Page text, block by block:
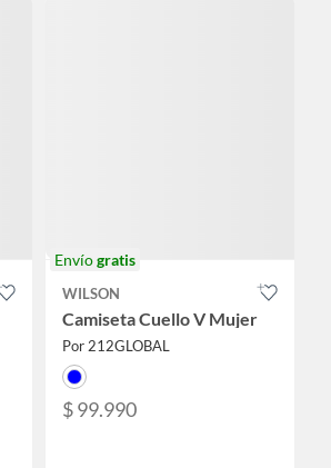
Envíogratis
WILSON
Camiseta Cuello V Mujer
Por 212GLOBAL
$ 99.990